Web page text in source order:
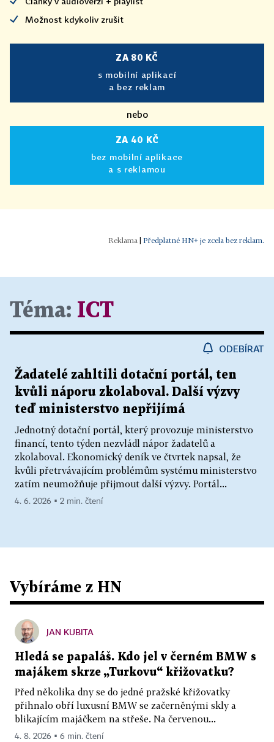
Možnost kdykoliv zrušit
ZA 80 KČ
s mobilní aplikací
a bez reklam
nebo
ZA 40 KČ
bez mobilní aplikace
a s reklamou
Předplatné HN+ je zcela bez reklam.
Téma: ICT
ODEBÍRAT
Žadatelé zahltili dotační portál, ten
kvůli náporu zkolaboval. Další výzvy
teď ministerstvo nepřijímá
Jednotný dotační portál, který provozuje ministerstvo
financí, tento týden nezvládl nápor žadatelů a
zkolaboval. Ekonomický deník ve čtvrtek napsal, že
kvůli přetrvávajícím problémům systému ministerstvo
zatím neumožňuje přijmout další výzvy. Portál...
4. 6. 2026 ▪ 2 min. čtení
Vybíráme z HN
JAN KUBITA
Hledá se papaláš. Kdo jel v černém BMW s
majákem skrze „Turkovu“ křižovatku?
Před několika dny se do jedné pražské křižovatky
přihnalo obří luxusní BMW se začerněnými skly a
blikajícím majáčkem na střeše. Na červenou...
4. 8. 2026 ▪ 6 min. čtení